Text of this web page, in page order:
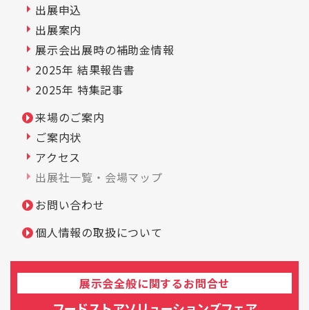
出展申込
出展案内
展示会出展時の補助金情報
2025年 結果報告書
2025年 特集記事
来場のご案内
ご案内状
アクセス
出展社一覧・会場マップ
お問い合わせ
個人情報の取扱について
展示会全般に関するお問合せ